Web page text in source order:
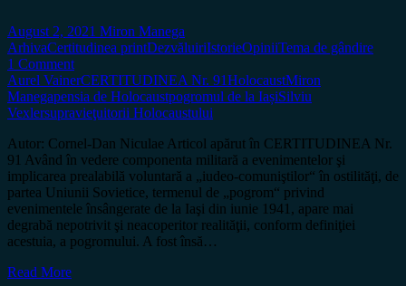
August 2, 2021 Miron Manega
ArhivaCertitudinea printDezvăluiriIstorieOpiniiTema de gândire
1 Comment
Aurel VainerCERTITUDINEA Nr. 91HolocaustMiron
Manegapensia de Holocaustpogromul de la IașiSilviu
Vexlersupravieţuitorii Holocaustului
Autor: Cornel-Dan Niculae Articol apărut în CERTITUDINEA Nr.
91 Având în vedere componenta militară a evenimentelor şi
implicarea prealabilă voluntară a „iudeo-comuniştilor“ în ostilităţi, de
partea Uniunii Sovietice, termenul de „pogrom“ privind
evenimentele însângerate de la Iaşi din iunie 1941, apare mai
degrabă nepotrivit şi neacoperitor realităţii, conform definiţiei
acestuia, a pogromului. A fost însă…
Read More